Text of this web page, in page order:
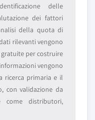
delle
dei fattori
della quota di
rilevanti vengono
per costruire
vengono
ricerca primaria e il
con validazione da
come distributori,